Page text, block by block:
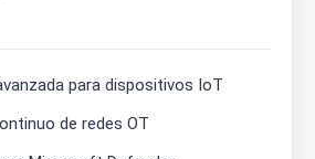
para dispositivos IoT
de redes OT